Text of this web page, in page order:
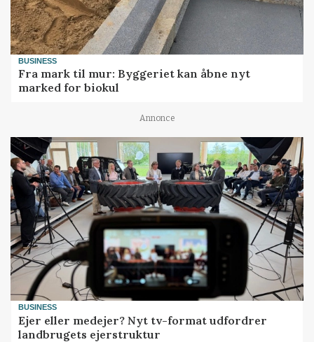
BUSINESS
Fra mark til mur: Byggeriet kan åbne nyt
marked for biokul
Annonce
BUSINESS
Ejer eller medejer? Nyt tv-format udfordrer
landbrugets ejerstruktur